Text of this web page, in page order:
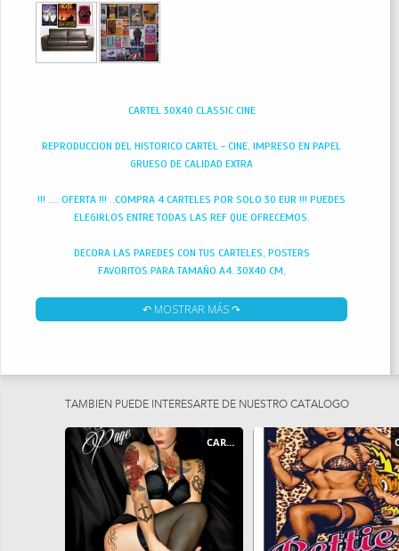
CARTEL 30X40 CLASSIC CINE
REPRODUCCION DEL HISTORICO CARTEL - CINE, IMPRESO EN PAPEL
GRUESO DE CALIDAD EXTRA
!!! .... OFERTA !!! ..COMPRA 4 CARTELES POR SOLO 30 EUR !!! PUEDES
ELEGIRLOS ENTRE TODAS LAS REF QUE OFRECEMOS.
DECORA LAS PAREDES CON TUS CARTELES, POSTERS
FAVORITOS.PARA TAMAÑO A4. 30X40 CM,
↶ MOSTRAR MÁS ↷
TAMBIEN PUEDE INTERESARTE DE NUESTRO CATÁLOGO
CARTEL - POSTER